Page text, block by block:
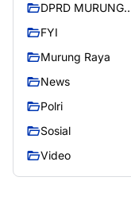
DPRD MURUNG
FYI
Murung Raya
News
Polri
Sosial
Video